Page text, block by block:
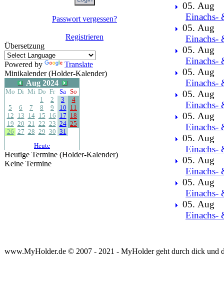
Passwort vergessen?
Registrieren
Übersetzung
Powered by
Translate
Minikalender (Holder-Kalender)
Aug 2024
Mo Di Mi Do Fr Sa So
1
2 3
4
5
6 7 8 9 10 11
12 13 14 15 16 17 18
19 20 21 22 23 24 25
26 27 28 29 30 31
Heute
Heutige Termine (Holder-Kalender)
Keine Termine
05. Aug
Einachs-
05. Aug
Einachs-
05. Aug
Einachs-
05. Aug
Einachs-
05. Aug
Einachs-
05. Aug
Einachs-
05. Aug
Einachs-
05. Aug
Einachs-
05. Aug
Einachs-
05. Aug
Einachs-
www.MyHolder.de © 2007 - 2021 - MyHolder geht durch dick und